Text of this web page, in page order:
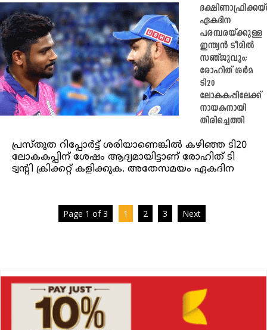
ഏകദിന
പരമ്പരയ്ക്കുള്ള
ഇന്ത്യന്‍ ടീമില്‍
സഞ്ജുവും;
രോഹിത് ശര്‍മ
ടി20
ലോകകപ്പിലേക്ക്
നായകനായി
തിരിച്ചെത്തി
പ്രസ്തുത റിപ്പോര്‍ട്ട് ശരിയാണെങ്കില്‍ കഴിഞ്ഞ ടി20
ലോകകപ്പിന് ശേഷം ആദ്യമായിട്ടാണ് രോഹിത് ടി
ട്വന്റി ക്രിക്കറ്റ് കളിക്കുക. അതേസമയം ഏകദിന
Page 1 of 3 1 2 3 Next